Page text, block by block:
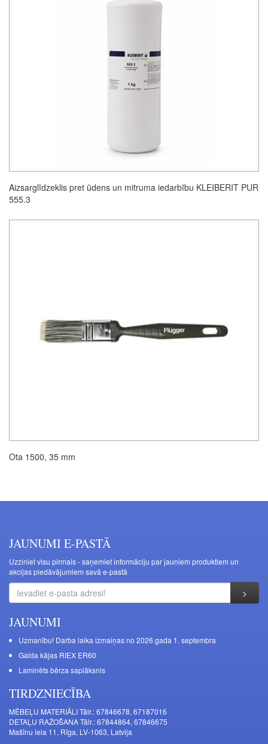
Aizsarglīdzeklis pret ūdens un mitruma iedarbību KLEIBERIT PUR
555.3
Ota 1500, 35 mm
JAUNUMI E-PASTĀ
Uzziniet visu pirmais - saņemiet informāciju par jauniem produktiem un
akcijas piedāvājumiem savā e-pastā
JAUNUMI
Uzmanību! Darba laika izmaiņas no 2026.gada 1. septembra
Galda kājas RIEX ER60
Laminēts bērza saplāksnis
TIRDZNIECĪBA
MĒBEĻU MATERIĀLI Tālr.: 67846678, 67187016
DETAĻU RAŽOŠANA Tālr.: 67844864, 67846675
Mašīnu iela 11, Rīga, LV-1063, Latvija